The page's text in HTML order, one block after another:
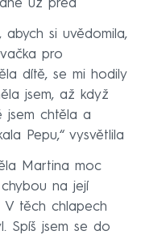
už před
si uvědomila,
pro
dítě, se mi hodily
jsem, až když
jsem chtěla a
Pepu,“ vysvětlila
Martina moc
na její
V těch chlapech
Spíš jsem se do